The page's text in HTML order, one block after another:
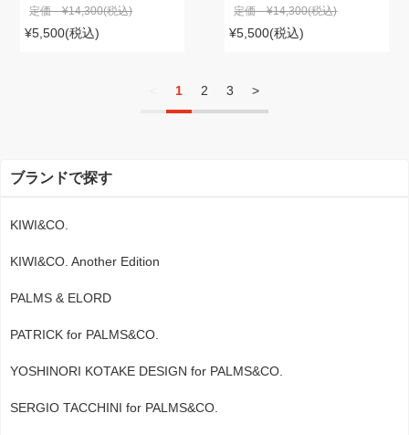
定価 ¥14,300(税込)
¥5,500(税込)
定価 ¥14,300(税込)
¥5,500(税込)
1 2 3 >
ブランドで探す
KIWI&CO.
KIWI&CO. Another Edition
PALMS & ELORD
PATRICK for PALMS&CO.
YOSHINORI KOTAKE DESIGN for PALMS&CO.
SERGIO TACCHINI for PALMS&CO.